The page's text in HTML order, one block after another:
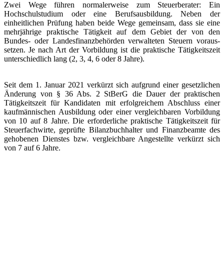
Zwei Wege führen normalerweise zum Steuer­berater: Ein
Hochschulstudium oder eine Berufs­ausbildung. Neben der
einheitlichen Prüfung haben beide Wege gemeinsam, dass sie eine
mehrjährige praktische Tätigkeit auf dem Gebiet der von den
Bundes- oder Landesfinanzbehörden verwalteten Steuern voraus­
setzen. Je nach Art der Vorbildung ist die praktische Tätigkeitszeit
unterschiedlich lang (2, 3, 4, 6 oder 8 Jahre).
Seit dem 1. Januar 2021 verkürzt sich aufgrund einer gesetzlichen
Änderung von § 36 Abs. 2 StBerG die Dauer der praktischen
Tätigkeitszeit für Kandidaten mit erfolgreichem Abschluss einer
kauf­männischen Ausbildung oder einer vergleichbaren Vorbildung
von 10 auf 8 Jahre. Die erforderliche praktische Tätigkeitszeit für
Steuerfachwirte, geprüfte Bilanzbuchhalter und Finanzbeamte des
gehobenen Dienstes bzw. vergleichbare Angestellte verkürzt sich
von 7 auf 6 Jahre.